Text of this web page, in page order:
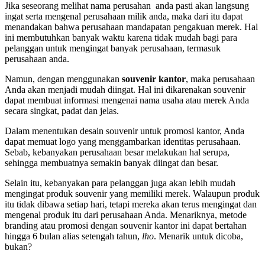
Jika seseorang melihat nama perusahan anda pasti akan langsung
ingat serta mengenal perusahaan milik anda, maka dari itu dapat
menandakan bahwa perusahaan mandapatan pengakuan merek. Hal
ini membutuhkan banyak waktu karena tidak mudah bagi para
pelanggan untuk mengingat banyak perusahaan, termasuk
perusahaan anda.
Namun, dengan menggunakan souvenir kantor, maka perusahaan
Anda akan menjadi mudah diingat. Hal ini dikarenakan souvenir
dapat membuat informasi mengenai nama usaha atau merek Anda
secara singkat, padat dan jelas.
Dalam menentukan desain souvenir untuk promosi kantor, Anda
dapat memuat logo yang menggambarkan identitas perusahaan.
Sebab, kebanyakan perusahaan besar melakukan hal serupa,
sehingga membuatnya semakin banyak diingat dan besar.
Selain itu, kebanyakan para pelanggan juga akan lebih mudah
mengingat produk souvenir yang memiliki merek. Walaupun produk
itu tidak dibawa setiap hari, tetapi mereka akan terus mengingat dan
mengenal produk itu dari perusahaan Anda. Menariknya, metode
branding atau promosi dengan souvenir kantor ini dapat bertahan
hingga 6 bulan alias setengah tahun, lho. Menarik untuk dicoba,
bukan?